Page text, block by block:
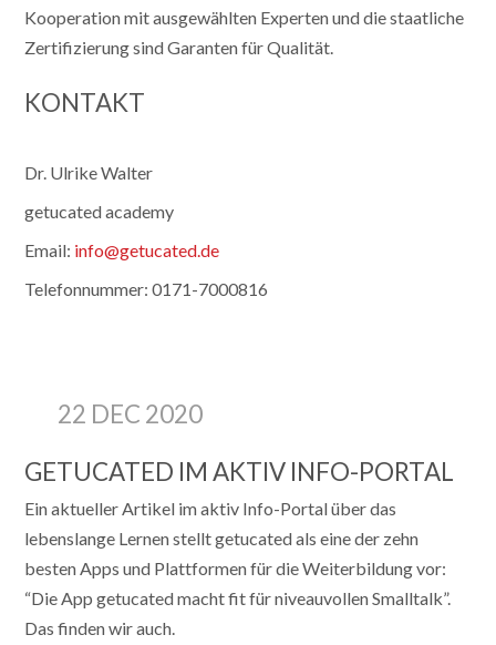
Kooperation mit ausgewählten Experten und die staatliche
Zertifizierung sind Garanten für Qualität.
KONTAKT
Dr. Ulrike Walter
getucated academy
Email: info@getucated.de
Telefonnummer: 0171-7000816
22 DEC 2020
GETUCATED IM AKTIV INFO-PORTAL
Ein aktueller Artikel im aktiv Info-Portal über das
lebenslange Lernen stellt getucated als eine der zehn
besten Apps und Plattformen für die Weiterbildung vor:
“Die App getucated macht fit für ­niveauvollen Smalltalk”.
Das finden wir auch.